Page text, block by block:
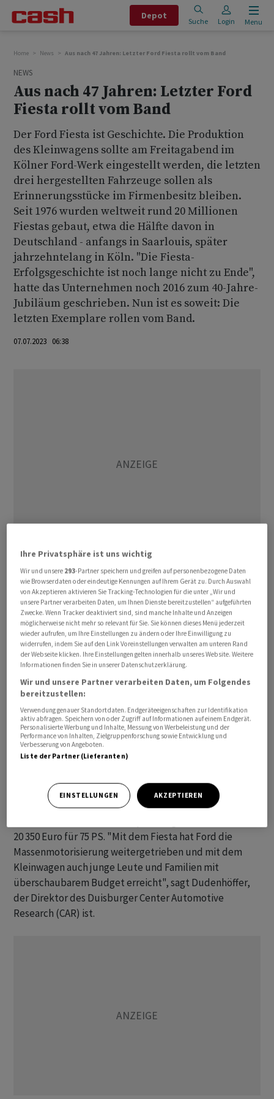
Depot
Suche Login Menu
Home News Aus nach 47 Jahren: Letzter Ford Fiesta rollt vom Band
NEWS
Aus nach 47 Jahren: Letzter Ford
Fiesta rollt vom Band
Der Ford Fiesta ist Geschichte. Die Produktion
des Kleinwagens sollte am Freitagabend im
Kölner Ford-Werk eingestellt werden, die letzten
drei hergestellten Fahrzeuge sollen als
Erinnerungsstücke im Firmenbesitz bleiben.
Seit 1976 wurden weltweit rund 20 Millionen
Fiestas gebaut, etwa die Hälfte davon in
Deutschland - anfangs in Saarlouis, später
jahrzehntelang in Köln. "Die Fiesta-
Erfolgsgeschichte ist noch lange nicht zu Ende",
hatte das Unternehmen noch 2016 zum 40-Jahre-
Jubiläum geschrieben. Nun ist es soweit: Die
letzten Exemplare rollen vom Band.
07.07.2023 06:38
"Für Ford ist das ein einschneidendes Ereignis", sagt der
Branchenexperte Ferdinand Dudenhöffer. "Der alte
Ford verabschiedet sich damit aus Europa und es
kommt der neue Elektro-Ford." Dabei sei keineswegs
klar, welchen Stellenwert der Autobauer mit dem Pkw
in Europa erreichen werde. Der europäische
Elektroautomarkt sei hart umkämpft, nicht nur durch
Tesla , sondern auch durch Chinesen. Ford ist gerade
dabei, knapp zwei Milliarden Euro in sein Kölner Werk zu
investieren und dies dadurch umzustellen auf die
Produktion von neuen Stromermodellen, das Erste soll
Ende des Jahres auf den Markt kommen.
den Markt, in den nachfolgenden Modell-Generationen
wurde das Fahrzeug grösser und hatte anspruchsvollere
20 350 Euro für 75 PS. "Mit dem Fiesta hat Ford die
Massenmotorisierung weitergetrieben und mit dem
Kleinwagen auch junge Leute und Familien mit
überschaubarem Budget erreicht", sagt Dudenhöffer,
der Direktor des Duisburger Center Automotive
Research (CAR) ist.
Ihre Privatsphäre ist uns wichtig
Wir und unsere 293-Partner speichern und greifen auf personenbezogene Daten
wie Browserdaten oder eindeutige Kennungen auf Ihrem Gerät zu. Durch Auswahl
von Akzeptieren aktivieren Sie Tracking-Technologien für die unter „Wir und
unsere Partner verarbeiten Daten, um Ihnen Dienste bereitzustellen“ aufgeführten
Zwecke. Wenn Tracker deaktiviert sind, sind manche Inhalte und Anzeigen
möglicherweise nicht mehr so relevant für Sie. Sie können dieses Menü jederzeit
wieder aufrufen, um Ihre Einstellungen zu ändern oder Ihre Einwilligung zu
widerrufen, indem Sie auf den Link Voreinstellungen verwalten am unteren Rand
der Webseite klicken. Ihre Einstellungen gelten innerhalb unseres Website. Weitere
Informationen finden Sie in unserer Datenschutzerklärung.
Wir und unsere Partner verarbeiten Daten, um Folgendes
bereitzustellen:
Verwendung genauer Standortdaten. Endgeräteeigenschaften zur Identifikation
aktiv abfragen. Speichern von oder Zugriff auf Informationen auf einem Endgerät.
Personalisierte Werbung und Inhalte, Messung von Werbeleistung und der
Performance von Inhalten, Zielgruppenforschung sowie Entwicklung und
Verbesserung von Angeboten.
Liste der Partner (Lieferanten)
EINSTELLUNGEN AKZEPTIEREN